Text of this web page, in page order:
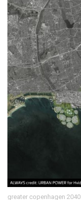
greater copenhagen 2040